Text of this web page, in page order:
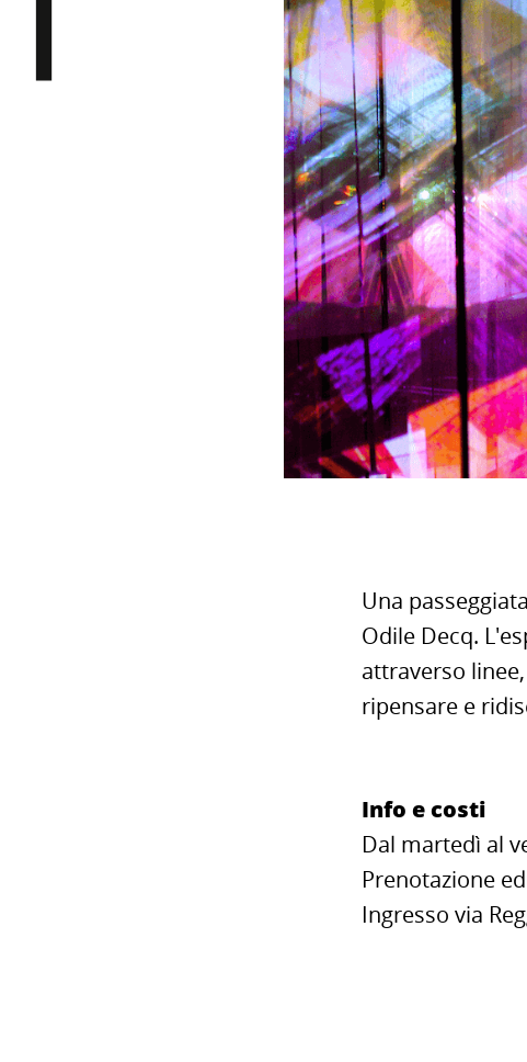
Una
Odile Decq.
attraverso
ripensare e
Info e costi
Dal martedì al
Prenotazione
Ingresso via